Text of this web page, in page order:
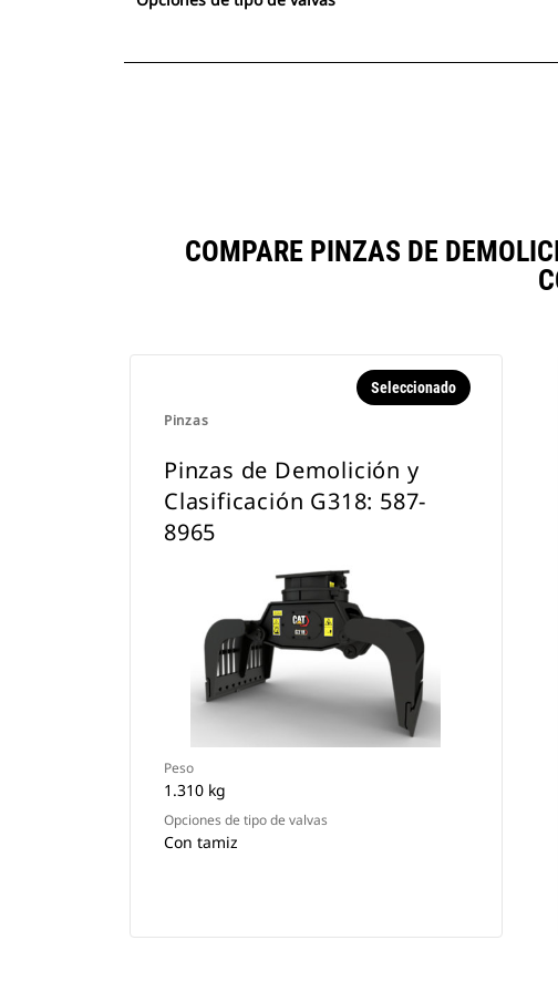
COMPARE PINZAS DE
Pinzas
Seleccionado
Pinzas de Demolición y
Clasificación G318: 587-
8965
Peso
1.310 kg
Opciones de tipo de valvas
Con tamiz